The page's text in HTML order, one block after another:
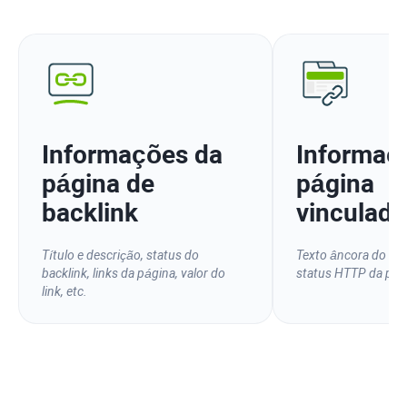
Informações da
página de
backlink
Título e descrição, status do
backlink, links da página, valor do
link, etc.
página
vinculada
Texto âncora do
statusHTTPda